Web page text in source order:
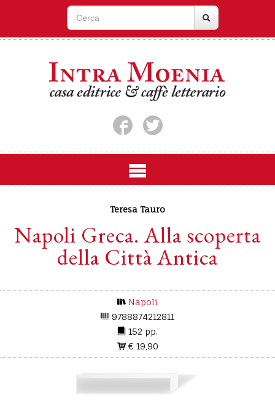
Teresa Tauro
Napoli Greca. Alla scoperta
della Città Antica
Napoli
9788874212811
152 pp.
€ 19,90